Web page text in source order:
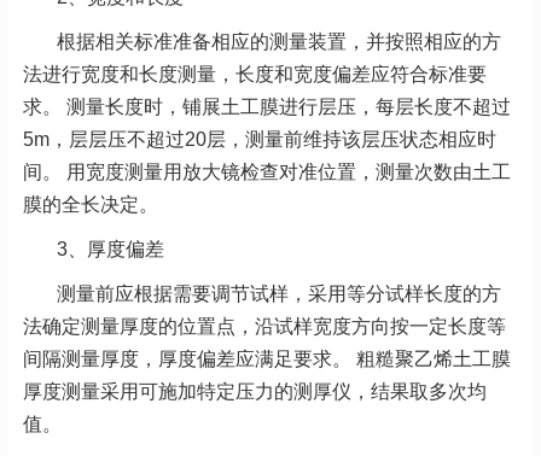
根据相关标准准备相应的测量装置，并按照相应的方
法进行宽度和长度测量，长度和宽度偏差应符合标准要
求。 测量长度时，铺展土工膜进行层压，每层长度不超过
5m，层层压不超过20层，测量前维持该层压状态相应时
间。 用宽度测量用放大镜检查对准位置，测量次数由土工
膜的全长决定。
3、厚度偏差
测量前应根据需要调节试样，采用等分试样长度的方
法确定测量厚度的位置点，沿试样宽度方向按一定长度等
间隔测量厚度，厚度偏差应满足要求。 粗糙聚乙烯土工膜
厚度测量采用可施加特定压力的测厚仪，结果取多次均
值。